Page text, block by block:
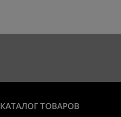
КАТАЛОГ ТОВАРОВ